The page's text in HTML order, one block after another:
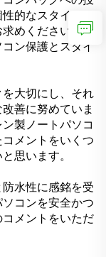
的なスタイルを
めください。こ
ン保護とスタイ
大切にし、それ
善に努めていま
製ノートパソコ
メントをいくつ
思います。
水性に感銘を受
コンを安全かつ
メントをいただ